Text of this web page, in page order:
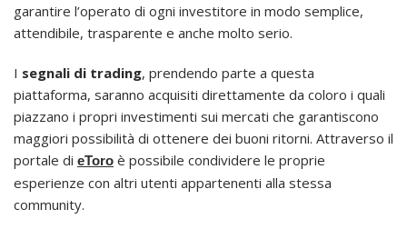
garantire l’operato di ogni investitore in modo semplice,
attendibile, trasparente e anche molto serio.
I segnali di trading, prendendo parte a questa
piattaforma, saranno acquisiti direttamente da coloro i quali
piazzano i propri investimenti sui mercati che garantiscono
maggiori possibilità di ottenere dei buoni ritorni. Attraverso il
portale di eToro è possibile condividere le proprie
esperienze con altri utenti appartenenti alla stessa
community.